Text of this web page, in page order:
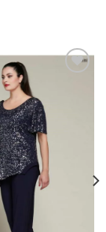
AGGIUNGI
ALLA TUA
LISTA DEI
DESIDERI